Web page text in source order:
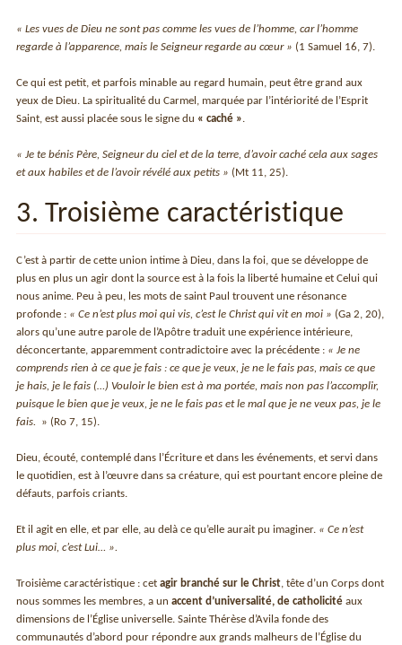
« Les vues de Dieu ne sont pas comme les vues de l’homme, car l’homme
regarde à l’apparence, mais le Seigneur regarde au cœur » (1 Samuel 16, 7).
Ce qui est petit, et parfois minable au regard humain, peut être grand aux
yeux de Dieu. La spiritualité du Carmel, marquée par l’intériorité de l’Esprit
Saint, est aussi placée sous le signe du « caché ».
« Je te bénis Père, Seigneur du ciel et de la terre, d’avoir caché cela aux sages
et aux habiles et de l’avoir révélé aux petits » (Mt 11, 25).
3. Troisième caractéristique
C’est à partir de cette union intime à Dieu, dans la foi, que se développe de
plus en plus un agir dont la source est à la fois la liberté humaine et Celui qui
nous anime. Peu à peu, les mots de saint Paul trouvent une résonance
profonde : « Ce n’est plus moi qui vis, c’est le Christ qui vit en moi » (Ga 2, 20),
alors qu’une autre parole de l’Apôtre traduit une expérience intérieure,
déconcertante, apparemment contradictoire avec la précédente : « Je ne
comprends rien à ce que je fais : ce que je veux, je ne le fais pas, mais ce que
je hais, je le fais (…) Vouloir le bien est à ma portée, mais non pas l’accomplir,
puisque le bien que je veux, je ne le fais pas et le mal que je ne veux pas, je le
fais.
» (Ro 7, 15).
Dieu, écouté, contemplé dans l’Écriture et dans les événements, et servi dans
le quotidien, est à l’œuvre dans sa créature, qui est pourtant encore pleine de
défauts, parfois criants.
Et il agit en elle, et par elle, au delà ce qu’elle aurait pu imaginer. « Ce n’est
plus moi, c’est Lui… ».
Troisième caractéristique : cet agir branché sur le Christ, tête d’un Corps dont
nous sommes les membres, a unaccent d’universalité, de catholicité aux
dimensions de l’Église universelle. Sainte Thérèse d’Avila fonde des
communautés d’abord pour répondre aux grands malheurs de l’Église du